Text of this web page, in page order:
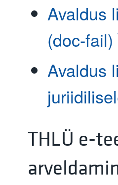
Avaldus
(doc-fail)
Avaldus
THLÜ e-